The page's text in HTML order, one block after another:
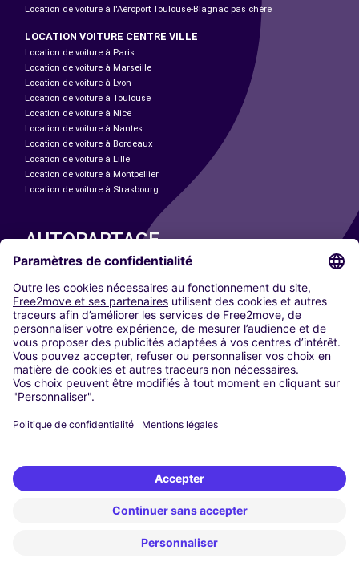
Location de voiture à l'Aéroport Toulouse-Blagnac pas chère
LOCATION VOITURE CENTRE VILLE
Location de voiture à Paris
Location de voiture à Marseille
Location de voiture à Lyon
Location de voiture à Toulouse
Location de voiture à Nice
Location de voiture à Nantes
Location de voiture à Bordeaux
Location de voiture à Lille
Location de voiture à Montpellier
Location de voiture à Strasbourg
AUTOPARTAGE
Paris
Madrid
Washington DC
Milan
Rome
Turin
Vienne
Berlin
Düsseldorf